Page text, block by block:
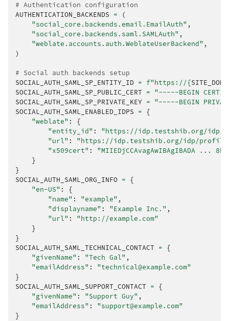
# Authentication configuration
AUTHENTICATION_BACKENDS =
(
"social_core.backends.email.EmailAuth" ,
"social_core.backends.saml.SAMLAuth" ,
"weblate.accounts.auth.WeblateUserBackend" ,
)
# Social auth backends setup
SOCIAL_AUTH_SAML_SP_ENTITY_ID = f"https://{
SOCIAL_AUTH_SAML_SP_PUBLIC_CERT = "-----BEGIN
SOCIAL_AUTH_SAML_SP_PRIVATE_KEY = "-----BEGIN
SOCIAL_AUTH_SAML_ENABLED_IDPS = {
"weblate" :
{
"entity_id" :
"https://idp.testshib.org/idp/
"url" :
"https://idp.testshib.org/idp/profile/
"x509cert" :
"MIIEDjCCAvagAwIBAgIBADA ...
}
}
SOCIAL_AUTH_SAML_ORG_INFO = {
"en-US" :
{
"name" : "example" ,
"displayname" : "Example Inc." ,
"url" :
"http://example.com"
}
}
SOCIAL_AUTH_SAML_TECHNICAL_CONTACT = {
"givenName" : "Tech Gal" ,
"emailAddress" :
"technical@example.com"
}
SOCIAL_AUTH_SAML_SUPPORT_CONTACT = {
"givenName" : "Support Guy" ,
"emailAddress" :
"support@example.com"
}